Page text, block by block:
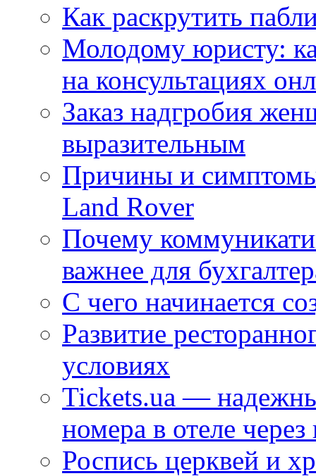
Как раскрутить
Молодому юристу:
на консультациях
Заказ надгробия
выразительным
Причины и
Land Rover
Почему
важнее для
С чего начинается
Развитие
условиях
Tickets.ua —
номера в отеле через
Роспись церквей и